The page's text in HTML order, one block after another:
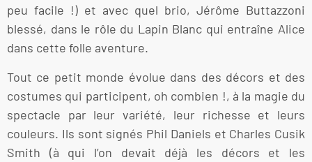
peu facile !) et avec quel brio, Jérôme Buttazzoni
blessé, dans le rôle du Lapin Blanc qui entraîne Alice
dans cette folle aventure.
Tout ce petit monde évolue dans des décors et des
costumes qui participent, oh combien !, à la magie du
spectacle par leur variété, leur richesse et leurs
couleurs. Ils sont signés Phil Daniels et Charles Cusik
Smith (à qui l’on devait déjà les décors et les